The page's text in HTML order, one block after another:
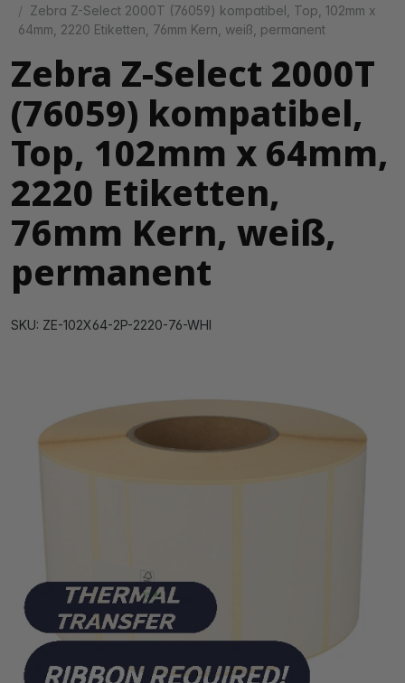
Zebra Z-Select 2000T (76059) kompatibel, Top, 102mm x
64mm, 2220 Etiketten, 76mm Kern, weiß, permanent
Zebra Z-Select 2000T
(76059) kompatibel,
Top, 102mm x 64mm,
2220 Etiketten,
76mm Kern, weiß,
permanent
SKU: ZE-102X64-2P-2220-76-WHI